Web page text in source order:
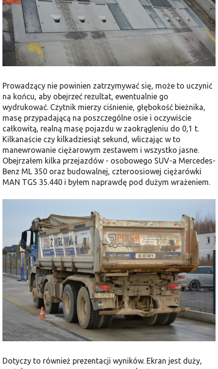
Prowadzący nie powinien zatrzymywać się, może to uczynić
na końcu, aby obejrzeć rezultat, ewentualnie go
wydrukować. Czytnik mierzy ciśnienie, głębokość bieżnika,
masę przypadającą na poszczególne osie i oczywiście
całkowitą, realną masę pojazdu w zaokrągleniu do 0,1 t.
Kilkanaście czy kilkadziesiąt sekund, wliczając w to
manewrowanie ciężarowym zestawem i wszystko jasne.
Obejrzałem kilka przejazdów - osobowego SUV-a Mercedes-
Benz ML 350 oraz budowalnej, czteroosiowej ciężarówki
MAN TGS 35.440 i byłem naprawdę pod dużym wrażeniem.
Dotyczy to również prezentacji wyników. Ekran jest duży,